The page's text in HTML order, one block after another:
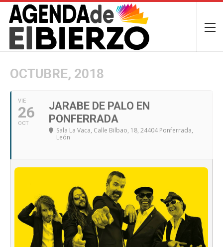
OCTUBRE, 2018
VIE
26
OCT
JARABE DE PALO EN
PONFERRADA
Sala La Vaca, Calle Bilbao, 18, 24404 Ponferrada,
León